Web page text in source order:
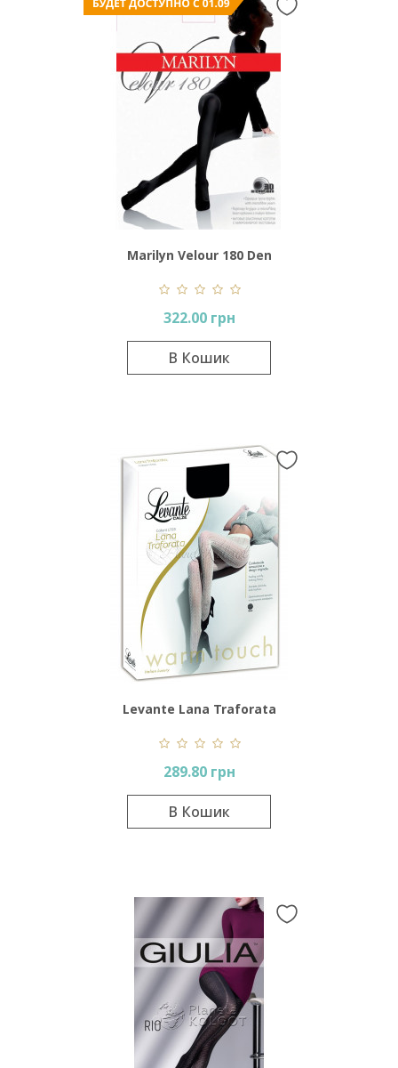
Marilyn Velour 180 Den
322.00 грн
В Кошик
Levante Lana Traforata
Collant LT03
289.80 грн
В Кошик